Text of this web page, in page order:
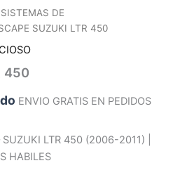
SISTEMAS DE
SUZUKI LTR 450
450
ENVIO GRATIS EN PEDIDOS
LTR 450 (2006-2011) |
HABILES